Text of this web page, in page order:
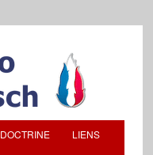
DOCTRINE LIENS